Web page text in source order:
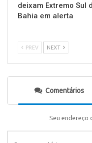
deixam Extremo Sul
Bahia em alerta
PREV NEXT
Comentários
Seu endereço